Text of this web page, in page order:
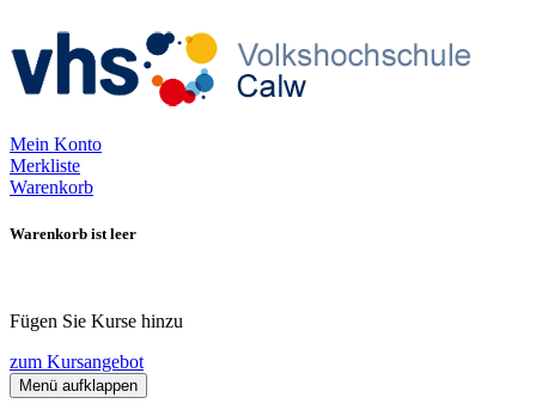
Mein Konto
Merkliste
Warenkorb
Warenkorb ist leer
Fügen Sie Kurse hinzu
zum Kursangebot
Menü aufklappen